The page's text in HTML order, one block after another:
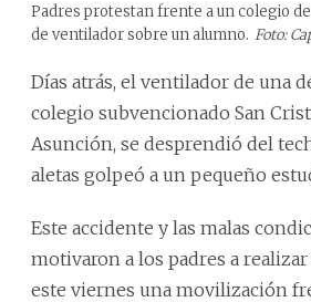
Padres protestan frente a un colegio
de ventilador sobre un alumno. Foto:
Días atrás, el ventilador de una
colegio subvencionado San
Asunción, se desprendió del
aletas golpeó a un pequeño
Este accidente y las malas
motivaron a los padres a
este viernes una movilización